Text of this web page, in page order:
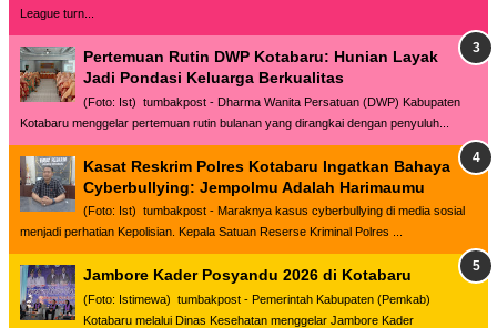
League turn...
Pertemuan Rutin DWP Kotabaru: Hunian Layak
Jadi Pondasi Keluarga Berkualitas
(Foto: Ist) tumbakpost - Dharma Wanita Persatuan (DWP) Kabupaten
Kotabaru menggelar pertemuan rutin bulanan yang dirangkai dengan penyuluh...
Kasat Reskrim Polres Kotabaru Ingatkan Bahaya
Cyberbullying: Jempolmu Adalah Harimaumu
(Foto: Ist) tumbakpost - Maraknya kasus cyberbullying di media sosial
menjadi perhatian Kepolisian. Kepala Satuan Reserse Kriminal Polres ...
Jambore Kader Posyandu 2026 di Kotabaru
(Foto: Istimewa) tumbakpost - Pemerintah Kabupaten (Pemkab)
Kotabaru melalui Dinas Kesehatan menggelar Jambore Kader